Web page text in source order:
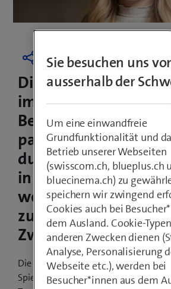
Die Swisscom Hero
im Oktober ihr
Bestehen. Seither ist
passiert: So wurde
durch Counter-Strike
in den Challenger
weniger Cups
zu Beginn. Welche
Zwischenbilanz
Die Branche und Community sind
Spiele, neue Ligen, neue Teams oder
Sie besuchen uns
ausserhalb der
Um eine einwandfreie
Grundfunktionalität und
Betrieb unserer Webseiten
(swisscom.ch, blueplus.ch
bluecinema.ch) zu
speichern wir zwingend
Cookies auch bei
dem Ausland. Cookie-
anderen Zwecken dienen
Analyse, Personalisierung
Webseite etc.), werden bei
Besucher*innen aus dem